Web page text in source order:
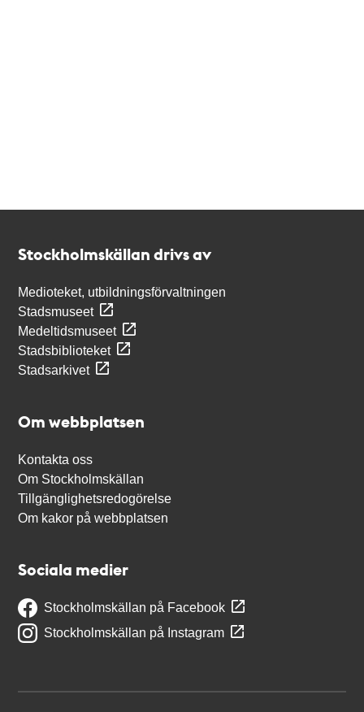
Stockholmskällan drivs av
Medioteket, utbildningsförvaltningen
Stadsmuseet
Medeltidsmuseet
Stadsbiblioteket
Stadsarkivet
Om webbplatsen
Kontakta oss
Om Stockholmskällan
Tillgänglighetsredogörelse
Om kakor på webbplatsen
Sociala medier
Stockholmskällan på Facebook
Stockholmskällan på Instagram